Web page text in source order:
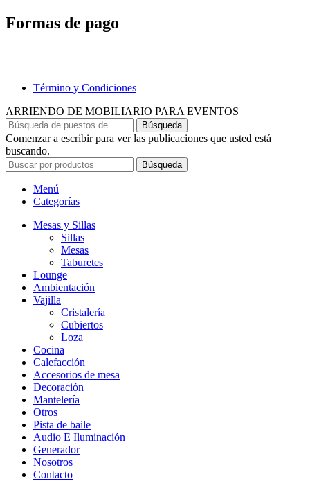
Formas de pago
Término y Condiciones
ARRIENDO DE MOBILIARIO PARA EVENTOS
Búsqueda
Comenzar a escribir para ver las publicaciones que usted está
buscando.
Búsqueda
Menú
Categorías
Mesas y Sillas
Sillas
Mesas
Taburetes
Lounge
Ambientación
Vajilla
Cristalería
Cubiertos
Loza
Cocina
Calefacción
Accesorios de mesa
Decoración
Mantelería
Otros
Pista de baile
Audio E Iluminación
Generador
Nosotros
Contacto